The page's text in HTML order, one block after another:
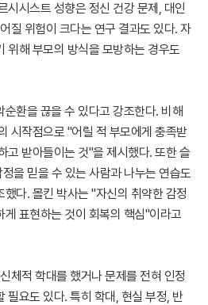
시시스트 성향은 정신 건강 문제, 대인
질 위험이 크다는 연구 결과도 있다. 자
위해 부모의 방식을 모방하는 경우도
환을 끊을 수 있다고 강조한다. 비해
시작점으로 "어릴 적 부모에게 충족받
고 받아들이는 것"을 제시했다. 또한 슬
을 믿을 수 있는 사람과 나누는 연습도
다. 몰킨 박사는 "자신의 취약한 감정
표현하는 것이 회복의 핵심"이라고
체적 학대를 했거나 문제를 전혀 인정
필요도 있다. 특히 학대, 현실 부정, 반